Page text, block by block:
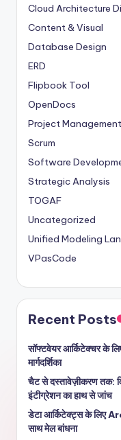
Cloud Architecture
Content & Visual
Database Design
ERD
Flipbook Tool
OpenDocs
Project Management
Scrum
Software
Strategic Analysis
TOGAF
Uncategorized
Unified Modeling
VPasCode
Recent Posts
सॉफ्टवेयर आर्किटेक्चर के
मार्गदर्शिका
चैट से दस्तावेज़ीकरण तक:
इंटीग्रेशन का हाथ से जांच
डेटा आर्किटेक्ट्स के लिए
साथ मेल बांधना